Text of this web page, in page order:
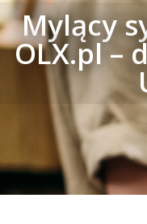
Mylący
OLX.pl –